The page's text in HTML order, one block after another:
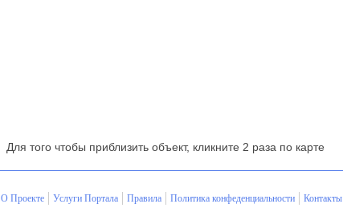
Для того чтобы приблизить объект, кликните 2 раза по карте
О Проекте Услуги Портала Правила Политика конфеденциальности Контакты